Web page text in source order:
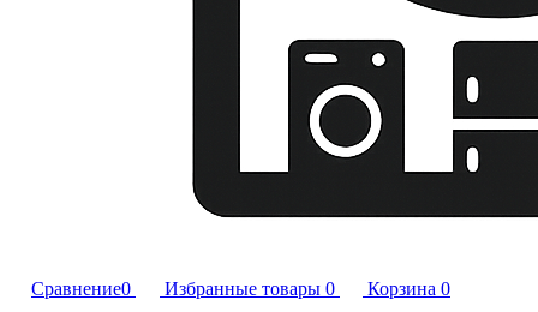
Сравнение0 Избранные товары 0 Корзина 0